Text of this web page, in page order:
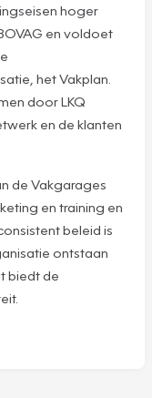
hoger
en voldoet
het Vakplan.
door LKQ
en de klanten
de Vakgarages
en training en
beleid is
ontstaan
biedt de